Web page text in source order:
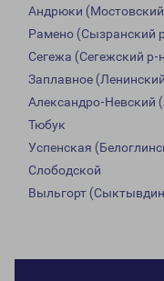
Андрюки
Рамено (Сызранский
Сегежа (Сегежский р-
Заплавное
Александро-Невский
Тюбук
Успенская
Слободской
Выльгорт